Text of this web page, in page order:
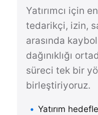
Yatırımcı için
tedarikçi, izin,
arasında
dağınıklığı
süreci tek bir
birleştiriyoruz.
Yatırım